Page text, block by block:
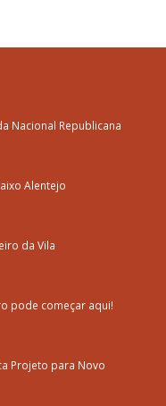
Nacional Republicana
Alentejo
da Vila
pode começar aqui!
Projeto para Novo